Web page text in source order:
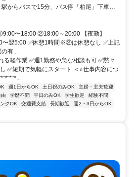
からバスで15分、バス停「柏尾」下車ス
〜18:00 ②18:00～20:00 【夜勤】
翌5:00 ✅休憩1時間※②は休憩なし ✅上記
有...
る軽作業 ✅週1勤務や急な相談も可 ✅黙々
✅短期で気軽にスタート ＜⭐仕事内容につ
週1日からOK 土日祝のみOK
主婦・主夫歓迎
学歴不問 平日のみOK 学生歓迎
経験不問
クOK 交通費支給 長期歓迎
週2・3日からOK